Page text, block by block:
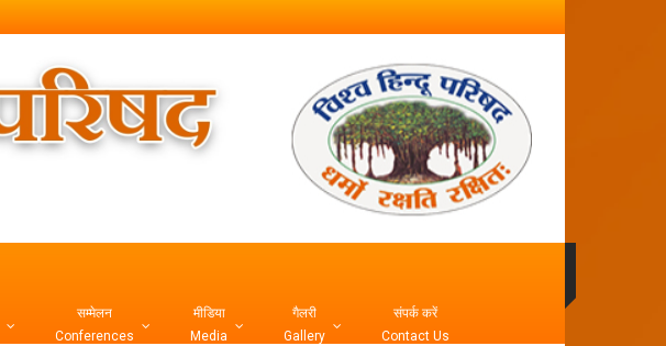
सम्मेलन
Conferences
मीडिया
Media
गैलरी
Gallery
संपर्क करें
Contact Us